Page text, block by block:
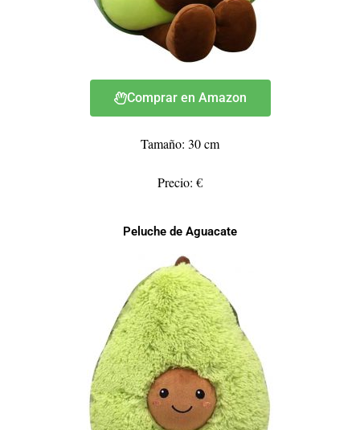
Comprar en Amazon
Tamaño: 30 cm
Precio: €
Peluche de Aguacate